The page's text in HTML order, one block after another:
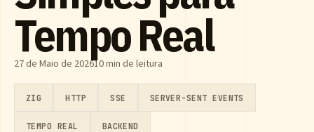
Tempo Real
27 de Maio de 202610 min de leitura
ZIG HTTP SSE SERVER-SENT EVENTS
TEMPO REAL BACKEND